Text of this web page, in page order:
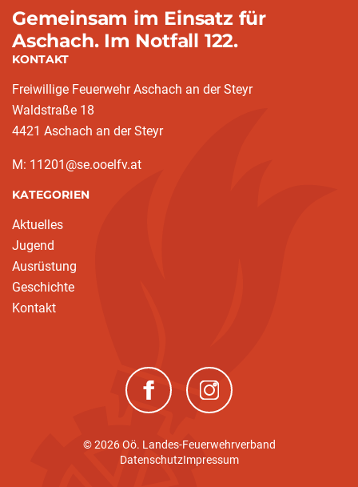
Gemeinsam im Einsatz für
Aschach. Im Notfall 122.
KONTAKT
Freiwillige Feuerwehr Aschach an der Steyr
Waldstraße 18
4421 Aschach an der Steyr
M: 11201@se.ooelfv.at
KATEGORIEN
Aktuelles
Jugend
Ausrüstung
Geschichte
Kontakt
(neues Fenster)(neues Fenster)
© 2026 Oö. Landes-Feuerwehrverband
DatenschutzImpressum